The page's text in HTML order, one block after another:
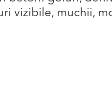
vizibile, muchii,